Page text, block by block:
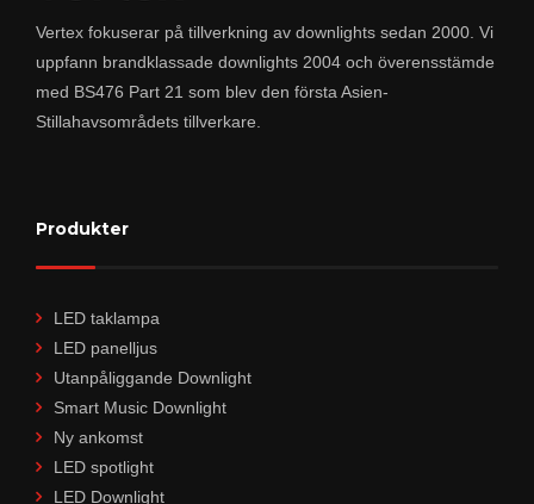
Vertex fokuserar på tillverkning av downlights sedan 2000. Vi
uppfann brandklassade downlights 2004 och överensstämde
med BS476 Part 21 som blev den första Asien-
Stillahavsområdets tillverkare.
Produkter
LED taklampa
LED panelljus
Utanpåliggande Downlight
Smart Music Downlight
Ny ankomst
LED spotlight
LED Downlight